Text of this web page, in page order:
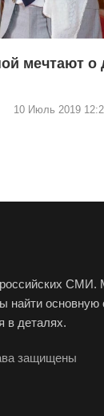
мечтают о
10 Июль 2019
российских СМИ.
найти основную
в деталях.
защищены